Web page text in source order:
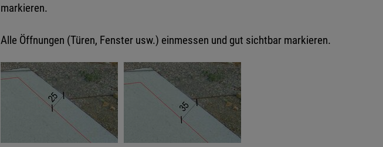
markieren.
Alle Öffnungen (Türen, Fenster usw.) einmessen und gut sichtbar markieren.